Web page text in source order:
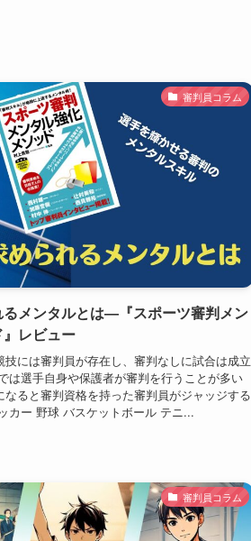
審判員コラム
メンタルとは―『スポーツ審判メン
レビュー
技には審判員が存在し、審判なしに試合は成立
は選手自身や保護者が審判を行うことが多い
ると審判資格を持った審判員がジャッジする
カー 野球 バスケットボール テニ...
審判員コラム